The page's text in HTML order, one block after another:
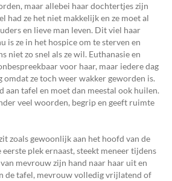
maar allebei haar dochtertjes zijn
had ze het niet makkelijk en ze moet al
en lieve man leven. Dit viel haar
is ze in het hospice om te sterven en
niet zo snel als ze wil. Euthanasie en
voor haar, maar iedere dag
ze toch weer wakker geworden is.
aan tafel en moet dan meestal ook huilen.
veel woorden, begrip en geeft ruimte
zoals gewoonlijk aan het hoofd van de
plek ernaast, steekt meneer tijdens
mevrouw zijn hand naar haar uit en
de tafel, mevrouw volledig vrijlatend of